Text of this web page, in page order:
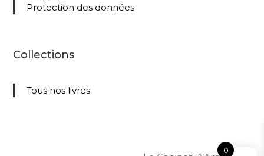
Protection des données
Collections
Tous nos livres
0